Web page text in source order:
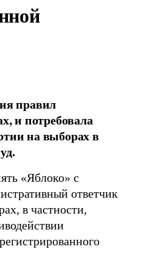
правил
и потребовала
на выборах в
«Яблоко» с
ответчик
в частности,